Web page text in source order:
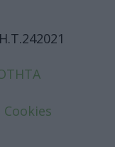
Cookies